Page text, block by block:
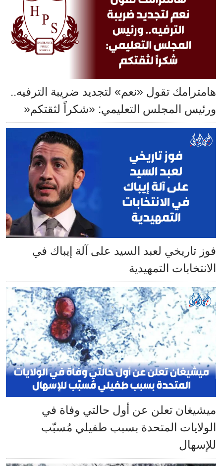
هامترامك تقول «نعم» لتجديد ضريبة الترفيه..
ورئيس المجلس التعليمي: «شكراً لثقتكم«
فوز تاريخي لعبد السيد على آلة إيباك في
الانتخابات التمهيدية
ميشيغان تعلن عن أول حالتي وفاة في
الولايات المتحدة بسبب طفيلي مُسبّب
للإسهال